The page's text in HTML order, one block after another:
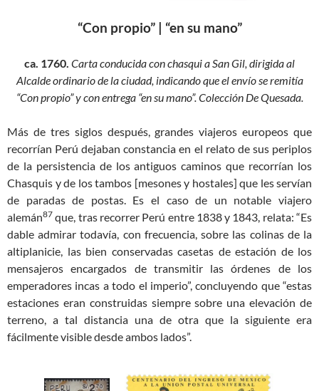
“Con propio” | “en su mano”
ca. 1760. Carta conducida con chasqui a San Gil, dirigida al
Alcalde ordinario de la ciudad, indicando que el envío se remitía
“Con propio” y con entrega “en su mano”.Colección De Quesada.
Más de tres siglos después, grandes viajeros europeos que
recorrían Perú dejaban constancia en el relato de sus periplos
de la persistencia de los antiguos caminos que recorrían los
Chasquis y de los tambos [mesones y hostales] que les servían
de paradas de postas. Es el caso de un notable viajero
alemán87 que, tras recorrer Perú entre 1838 y 1843, relata: “Es
dable admirar todavía, con frecuencia, sobre las colinas de la
altiplanicie, las bien conservadas casetas de estación de los
mensajeros encargados de transmitir las órdenes de los
emperadores incas a todo el imperio”, concluyendo que “estas
estaciones eran construidas siempre sobre una elevación de
terreno, a tal distancia una de otra que la siguiente era
fácilmente visible desde ambos lados”.